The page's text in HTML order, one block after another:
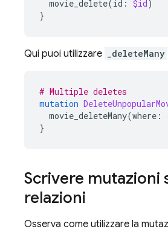
movie_delete(id : $id)
}
Qui puoi utilizzare _deleteMany
# Multiple deletes
mutation
movie_deleteMany(where :
}
Scrivere mutazioni
relazioni
Osserva come utilizzare la